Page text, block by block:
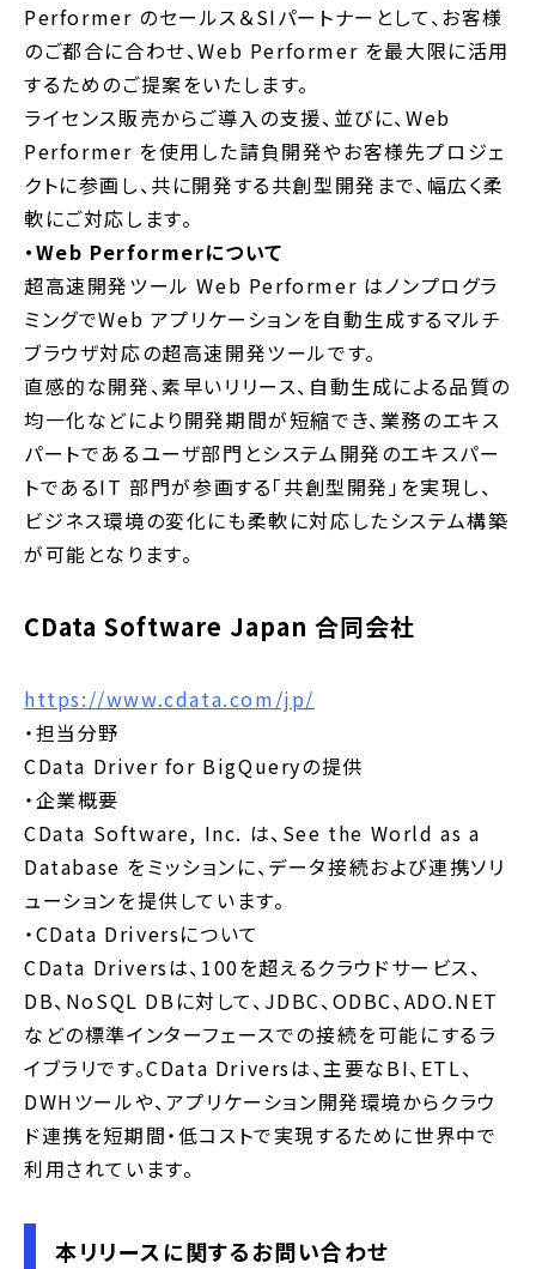
Performer のセールス＆SIパートナーとして、お客様
のご都合に合わせ、Web Performer を最大限に活用
するためのご提案をいたします。
ライセンス販売からご導入の支援、並びに、Web
Performer を使用した請負開発やお客様先プロジェ
クトに参画し、共に開発する共創型開発まで、幅広く柔
軟にご対応します。
・Web Performerについて
超高速開発ツール Web Performer はノンプログラ
ミングでWeb アプリケーションを自動生成するマルチ
ブラウザ対応の超高速開発ツールです。
直感的な開発、素早いリリース、自動生成による品質の
均一化などにより開発期間が短縮でき、業務のエキス
パートであるユーザ部門とシステム開発のエキスパー
トであるIT 部門が参画する「共創型開発」を実現し、
ビジネス環境の変化にも柔軟に対応したシステム構築
が可能となります。
CData Software Japan 合同会社
https://www.cdata.com/jp/
・担当分野
CData Driver for BigQueryの提供
・企業概要
CData Software, Inc. は、See the World as a
Database をミッションに、データ接続および連携ソリ
ューションを提供しています。
・CData Driversについて
CData Driversは、100を超えるクラウドサービス、
DB、NoSQL DBに対して、JDBC、ODBC、ADO.NET
などの標準インターフェースでの接続を可能にするラ
イブラリです。CData Driversは、主要なBI、ETL、
DWHツールや、アプリケーション開発環境からクラウ
ド連携を短期間・低コストで実現するために世界中で
利用されています。
本リリースに関するお問い合わせ